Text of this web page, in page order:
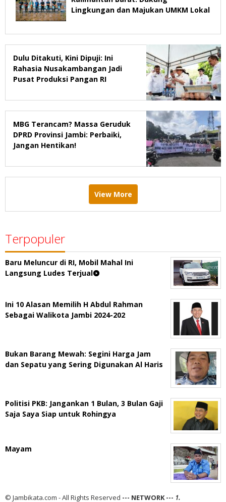
Lingkungan dan Majukan UMKM Lokal
Dulu Ditakuti, Kini Dipuji: Ini
Rahasia Nusakambangan Jadi
Pusat Produksi Pangan RI
MBG Terancam? Massa Geruduk
DPRD Provinsi Jambi: Perbaiki,
Jangan Hentikan!
View More
Terpopuler
Baru Meluncur di RI, Mobil Mahal Ini
Langsung Ludes Terjual
Ini 10 Alasan Memilih H Abdul Rahman
Sebagai Walikota Jambi 2024-202
Bukan Barang Mewah: Segini Harga Jam
dan Sepatu yang Sering Digunakan Al Haris
Politisi PKB: Jangankan 1 Bulan, 3 Bulan Gaji
Saja Saya Siap untuk Rohingya
Mayam
© Jambikata.com - All Rights Reserved --- NETWORK --- 1.